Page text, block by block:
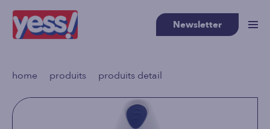
Newsletter
home produits produits detail